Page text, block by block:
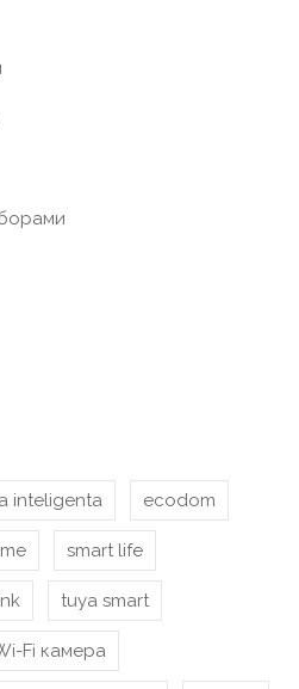
inteligenta ecodom
smart life
tuya smart
Fi камера